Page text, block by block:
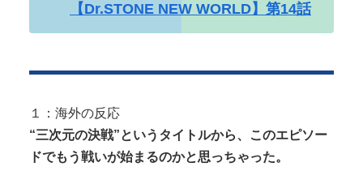
【Dr.STONE NEW WORLD】第14話
１：海外の反応
“三次元の決戦”というタイトルから、このエピソー
ドでもう戦いが始まるのかと思っちゃった。